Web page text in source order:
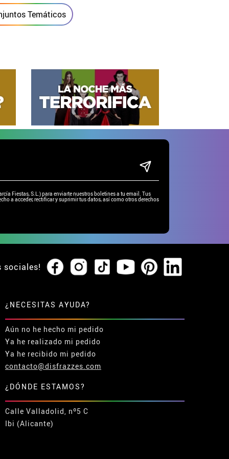
Temáticos
Fiestas, S.L.) para enviarte nuestros boletines a tu email. Tus
a acceder, rectificar y suprimir tus datos, así como otros derechos
sociales!
¿NECESITAS AYUDA?
Aún no he hecho mi pedido
Ya he realizado mi pedido
Ya he recibido mi pedido
contacto@disfrazzes.com
¿DÓNDE ESTAMOS?
Calle Valladolid, nº5 C
Ibi (Alicante)